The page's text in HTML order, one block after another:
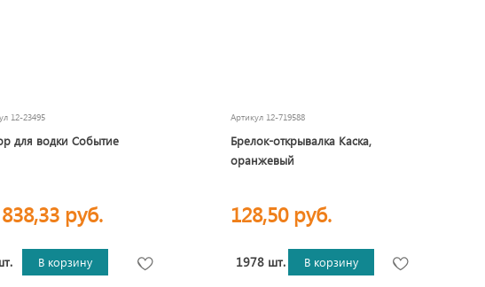
12-23495
для водки Событие
руб.
В корзину
Артикул 12-719588
Брелок-открывалка Каска,
оранжевый
128,50 руб.
1978 шт. В корзину